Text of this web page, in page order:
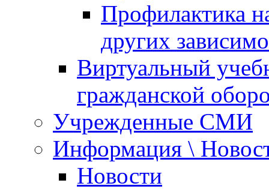
Профилактика
других
Виртуальный
гражданской
Учрежденные СМИ
Информация \
Новости